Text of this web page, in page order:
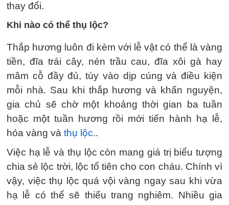
thay đổi.
Khi nào có thể thụ lộc?
Thắp hương luôn đi kèm với lễ vật có thể là vàng
tiền, đĩa trái cây, nén trầu cau, đĩa xôi gà hay
mâm cỗ đầy đủ, tùy vào dịp cúng và điều kiện
mỗi nhà. Sau khi thắp hương và khấn nguyện,
gia chủ sẽ chờ một khoảng thời gian ba tuần
hoặc một tuần hương rồi mới tiến hành hạ lễ,
hóa vàng và thụ lộc..
Việc hạ lễ và thụ lộc còn mang giá trị biểu tượng
chia sẻ lộc trời, lộc tổ tiên cho con cháu. Chính vì
vậy, việc thụ lộc quá vội vàng ngay sau khi vừa
hạ lễ có thể sẽ thiếu trang nghiêm. Nhiều gia